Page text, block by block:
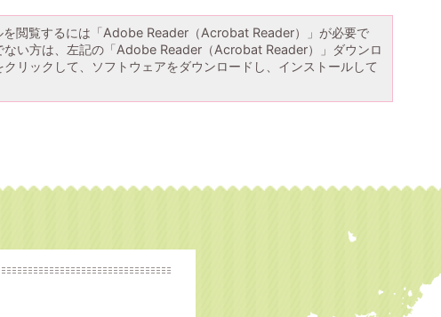
を閲覧するには「Adobe Reader（Acrobat Reader）」が必要で
ない方は、左記の「Adobe Reader（Acrobat Reader）」ダウンロ
クリックして、ソフトウェアをダウンロードし、インストールして